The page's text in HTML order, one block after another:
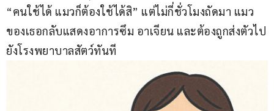
“คนใช้ได้ แมวก็ต้องใช้ได้สิ” แต่ไม่กี่ชั่วโมงถัดมา แมว
ของเธอกลับแสดงอาการซึม อาเจียน และต้องถูกส่งตัวไป
ยังโรงพยาบาลสัตว์ทันที